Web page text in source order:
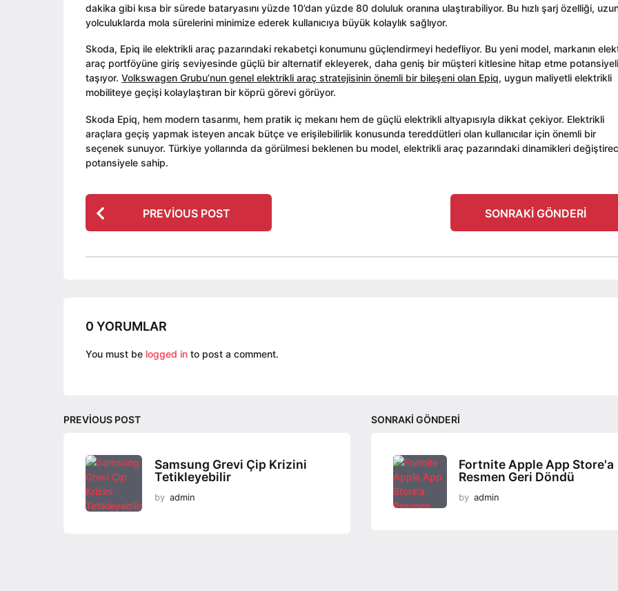
dakika gibi kısa bir sürede bataryasını yüzde 10’dan yüzde 80 doluluk oranına ulaştırabiliyor. Bu hızlı şarj özelliği,
yolculuklarda mola sürelerini minimize ederek kullanıcıya büyük kolaylık sağlıyor.
Skoda, Epiq ile elektrikli araç pazarındaki rekabetçi konumunu güçlendirmeyi hedefliyor. Bu yeni model, markanın
araç portföyüne giriş seviyesinde güçlü bir alternatif ekleyerek, daha geniş bir müşteri kitlesine hitap etme potansiyeli
taşıyor. Volkswagen Grubu’nun genel elektrikli araç stratejisinin önemli bir bileşeni olan Epiq, uygun maliyetli elektrikli
mobiliteye geçişi kolaylaştıran bir köprü görevi görüyor.
Skoda Epiq, hem modern tasarımı, hem pratik iç mekanı hem de güçlü elektrikli altyapısıyla dikkat çekiyor. Elektrikli
araçlara geçiş yapmak isteyen ancak bütçe ve erişilebilirlik konusunda tereddütleri olan kullanıcılar için önemli bir
seçenek sunuyor. Türkiye yollarında da görülmesi beklenen bu model, elektrikli araç pazarındaki dinamikleri
potansiyele sahip.
P
o
t
g
i
n
i
n
PREVIOUS POST SONRAKI GÖNDERI
0 YORUMLAR
You must be logged in to post a comment.
PREVIOUS POST
Samsung Grevi Çip Krizini
Tetikleyebilir
by admin
SONRAKI GÖNDERI
Fortnite Apple App Store'a
Resmen Geri Döndü
by admin